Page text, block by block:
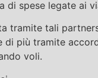
di spese legate ai
tramite tali
di più tramite
voli.